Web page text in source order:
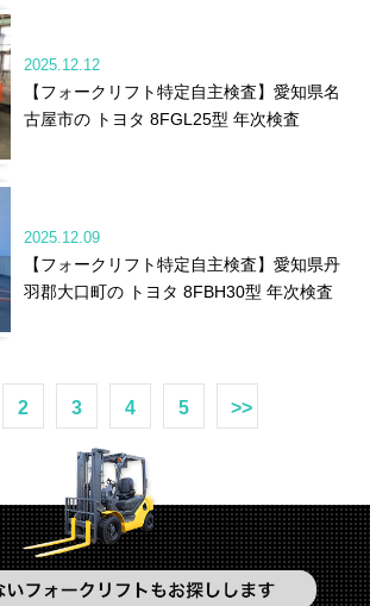
2025.12.12
【フォークリフト特定自主検査】愛知県名
古屋市の トヨタ 8FGL25型 年次検査
2025.12.09
【フォークリフト特定自主検査】愛知県丹
羽郡大口町の トヨタ 8FBH30型 年次検査
2 3 4 5 >>